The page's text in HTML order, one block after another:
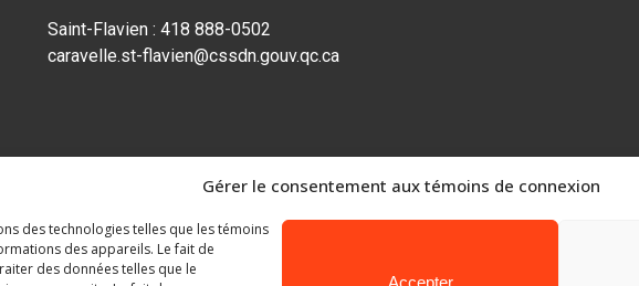
Gérer le consentement aux témoins de connexion
des technologies telles que les témoins
des appareils. Le fait de
des données telles que le
Accepter
Saint-Flavien : 418 888-0502
caravelle.st-flavien@cssdn.gouv.qc.ca